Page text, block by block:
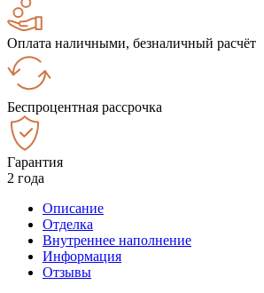
Оплата наличными, безналичный расчёт
Беспроцентная рассрочка
Гарантия
2 года
Описание
Отделка
Внутреннее наполнение
Информация
Отзывы